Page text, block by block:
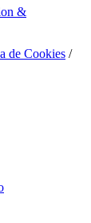
&
de Cookies /